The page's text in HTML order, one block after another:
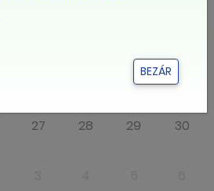
22
27 28 29 30
BEZÁR